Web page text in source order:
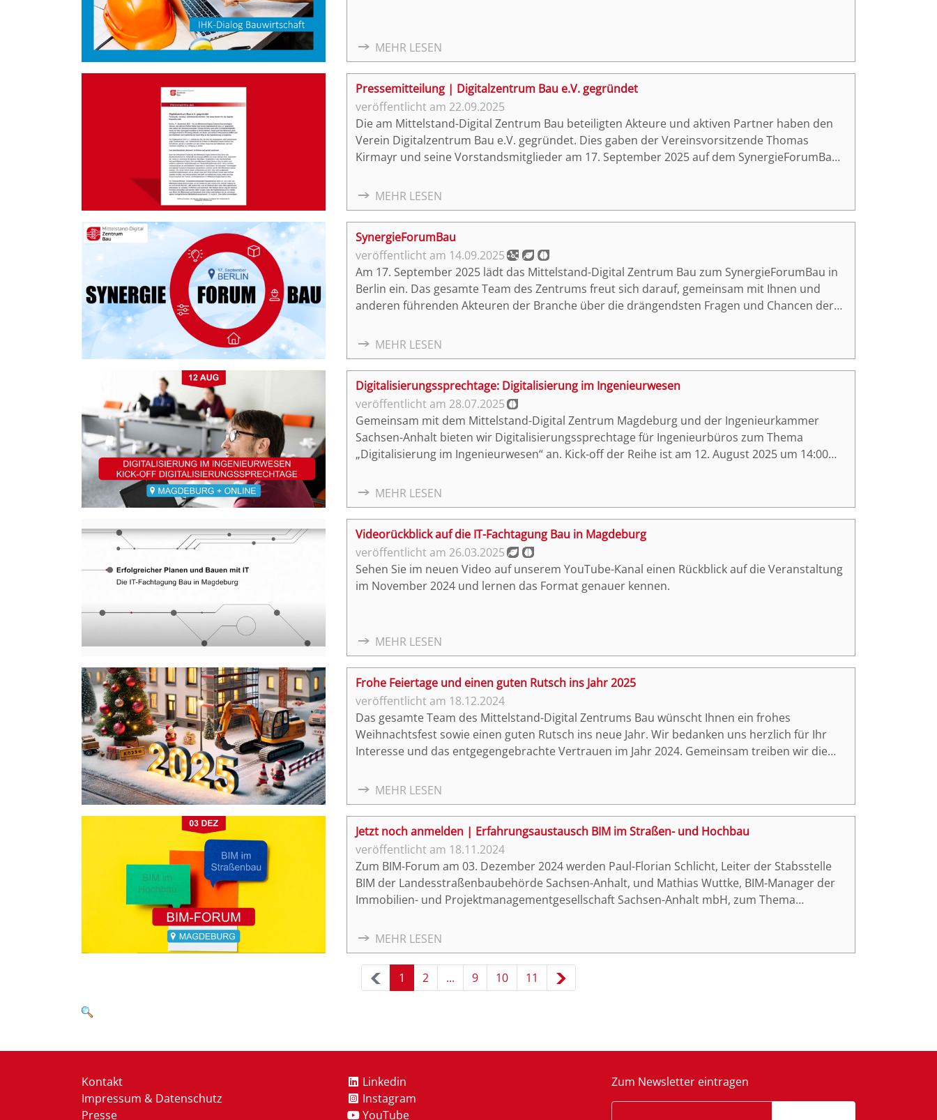
MEHR LESEN
Pressemitteilung | Digitalzentrum Bau e.V. gegründet
22.09.2025
Die am Mittelstand-Digital Zentrum Bau beteiligten Akteure und aktiven Partner haben den
Verein Digitalzentrum Bau e.V. gegründet. Dies gaben der Vereinsvorsitzende Thomas
Kirmayr und seine Vorstandsmitglieder am 17. September 2025 auf dem SynergieForumBau
kleine und mittlere Unternehmen (KMU) und das Handwerk auch weiterhin auf ihrem Weg in
die Digitalisierung zu begleiten.
MEHR LESEN
SynergieForumBau
14.09.2025
Am 17. September 2025 lädt das Mittelstand-Digital Zentrum Bau zum SynergieForumBau in
Berlin ein. Das gesamte Team des Zentrums freut sich darauf, gemeinsam mit Ihnen und
anderen führenden Akteuren der Branche über die drängendsten Fragen und Chancen der
MEHR LESEN
Digitalisierungssprechtage: Digitalisierung im Ingenieurwesen
28.07.2025
Gemeinsam mit dem Mittelstand-Digital Zentrum Magdeburg und der Ingenieurkammer
Sachsen-Anhalt bieten wir Digitalisierungssprechtage für Ingenieurbüros zum Thema
„Digitalisierung im Ingenieurwesen“ an. Kick-off der Reihe ist am 12. August 2025 um 14:00
MEHR LESEN
Videorückblick auf die IT-Fachtagung Bau in Magdeburg
26.03.2025
Sehen Sie im neuen Video auf unserem YouTube-Kanal einen Rückblick auf die Veranstaltung
im November 2024 und lernen das Format genauer kennen.
MEHR LESEN
Frohe Feiertage und einen guten Rutsch ins Jahr 2025
18.12.2024
Das gesamte Team des Mittelstand-Digital Zentrums Bau wünscht Ihnen ein frohes
Weihnachtsfest sowie einen guten Rutsch ins neue Jahr. Wir bedanken uns herzlich für Ihr
Interesse und das entgegengebrachte Vertrauen im Jahr 2024. Gemeinsam treiben wir die
Impulse zu setzen. Mit unserem Zentrum steht Ihnen auch im neuen Jahr ein starker Partner
zur Seite, der Sie auf dem Weg in eine digitale und nachhaltige Zukunft unterstützt. Möge das
Jahr 2025 für Sie voller neuer Chancen, persönlicher Erfolge und innovativer Ideen sein.
MEHR LESEN
Jetzt noch anmelden | Erfahrungsaustausch BIM im Straßen- und Hochbau
18.11.2024
Zum BIM-Forum am 03. Dezember 2024 werden Paul-Florian Schlicht, Leiter der Stabsstelle
BIM der Landesstraßenbaubehörde Sachsen-Anhalt, und Mathias Wuttke, BIM-Manager der
Immobilien- und Projektmanagementgesellschaft Sachsen-Anhalt mbH, zum Thema
in die Diskussion treten.
MEHR LESEN
1 2 ... 9 10 11
Kontakt
Impressum & Datenschutz
Presse
Linkedin
Instagram
YouTube
Zum Newsletter eintragen